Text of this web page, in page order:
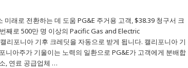
래로 전환하는 데 도움 PG&E 주거용 고객, $38.39 청구서 크
로 500만 명 이상의 Pacific Gas and Electric
리포니아 기후 크레딧을 자동으로 받게 됩니다. 캘리포니아 기
니아주가 기울이는 노력의 일환으로 PG&E가 고객에게 분배합
, 연료 공급업체 …